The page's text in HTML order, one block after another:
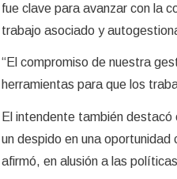
fue clave para avanzar con la
trabajo asociado y
“El compromiso de nuestra
herramientas para que los
El intendente también
un despido en una
afirmó, en alusión a las